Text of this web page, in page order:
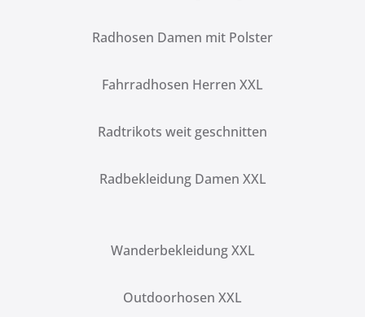
Radhosen Damen mit Polster
Fahrradhosen Herren XXL
Radtrikots weit geschnitten
Radbekleidung Damen XXL
Wanderbekleidung XXL
Outdoorhosen XXL